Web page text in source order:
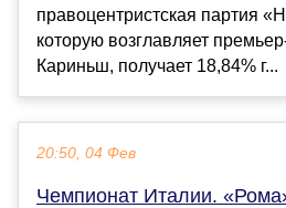
правоцентристская партия
которую возглавляет
Кариньш, получает 18,84% г...
20:50, 04 Фев
Чемпионат Италии.